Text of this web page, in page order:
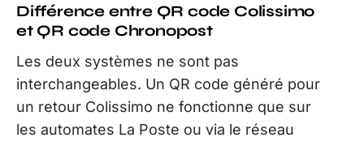
Différence entre QR code Colissimo
et QR code Chronopost
Les deux systèmes ne sont pas
interchangeables. Un QR code généré pour
un retour Colissimo ne fonctionne que sur
les automates La Poste ou via le réseau